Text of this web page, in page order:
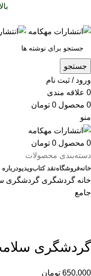
بالا 100 هزار
جستجو
ورود / ثبت نام
0 علاقه مندی
0 محصول 0 تومان
منو
0 محصول 0 تومان
دسته‌بندی محصولات
خانهفروشگاهنقد کتابویدیودرباره‌
خانه گردشگری گردشگری
جامع
گردشگری
650,000 تومان